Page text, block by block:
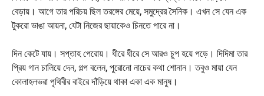
বেড়ায়। আগে তার পরিচয় ছিল তরঙ্গের মেয়ে, সমুদ্রের সৈনিক। এখন সে যেন এক
টুকরো ভাঙা আয়না, যেটা নিজের ছায়াকেও চিনতে পারে না।
দিন কেটে যায়। সপ্তাহ পেরোয়। ধীরে ধীরে সে আরও চুপ হয়ে পড়ে। দিদিমা তার
প্রিয় গান চালিয়ে দেন, গল্প বলেন, পুরোনো নাচের কথা শোনান। তবুও মায়া যেন
কোলাহলভরা পৃথিবীর বাইরে দাঁড়িয়ে থাকা একা এক মানুষ।